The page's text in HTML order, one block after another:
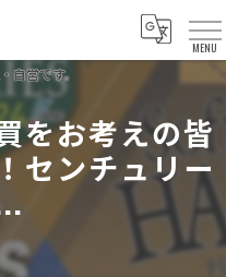
をお考えの皆
センチュリー